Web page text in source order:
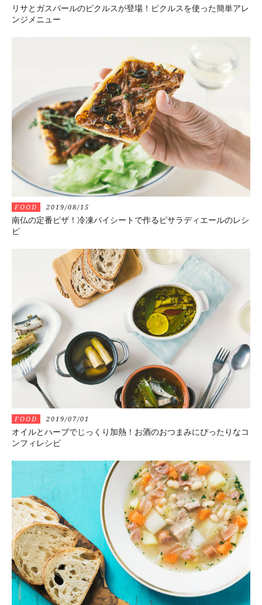
リサとガスパールのピクルスが登場！ピクルスを使った簡単アレ
ンジメニュー
FOOD 2019/08/15
南仏の定番ピザ！冷凍パイシートで作るピサラディエールのレシ
ピ
FOOD 2019/07/01
オイルとハーブでじっくり加熱！お酒のおつまみにぴったりなコ
ンフィレシピ